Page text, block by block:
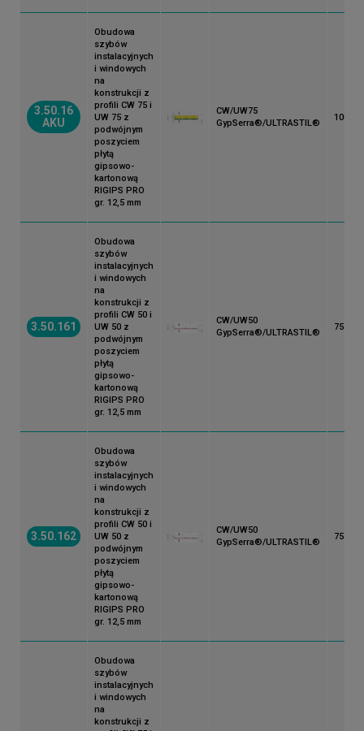
3.50.16
AKU
Obudowa
szybów
instalacyjnych
i windowych
na
konstrukcji z
profili CW 75 i
UW 75 z
podwójnym
poszyciem
płytą
gipsowo-
kartonową
RIGIPS PRO
gr. 12,5 mm
CW/UW75
GypSerra®/ULTRASTIL®
100
3.50.161
Obudowa
szybów
instalacyjnych
i windowych
na
konstrukcji z
profili CW 50 i
UW 50 z
podwójnym
poszyciem
płytą
gipsowo-
kartonową
RIGIPS PRO
gr. 12,5 mm
CW/UW50
GypSerra®/ULTRASTIL®
75
3.50.162
Obudowa
szybów
instalacyjnych
i windowych
na
konstrukcji z
profili CW 50 i
UW 50 z
podwójnym
poszyciem
płytą
gipsowo-
kartonową
RIGIPS PRO
gr. 12,5 mm
CW/UW50
GypSerra®/ULTRASTIL®
75
Obudowa
szybów
instalacyjnych
i windowych
na
konstrukcji z